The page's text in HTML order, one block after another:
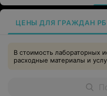
ЦЕНЫ ДЛЯ ГРАЖДАН РБ
В стоимость лабораторных
расходные материалы и